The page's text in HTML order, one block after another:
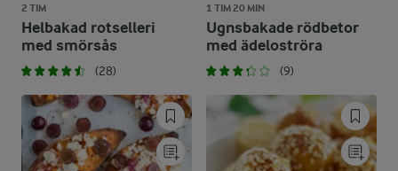
2 TIM
Helbakad rotselleri
med smörsås
(28)
1 TIM 20 MIN
Ugnsbakade rödbetor
med ädeloströra
(9)